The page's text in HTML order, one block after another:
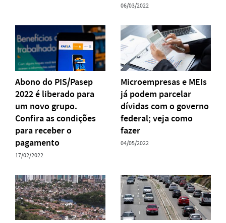
06/03/2022
Abono do PIS/Pasep
2022 é liberado para
um novo grupo.
Confira as condições
para receber o
pagamento
17/02/2022
Microempresas e MEIs
já podem parcelar
dívidas com o governo
federal; veja como
fazer
04/05/2022